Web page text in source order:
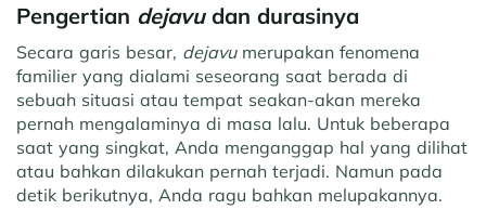
Pengertian dejavu dan durasinya
Secara garis besar, dejavu merupakan fenomena
familier yang dialami seseorang saat berada di
sebuah situasi atau tempat seakan-akan mereka
pernah mengalaminya di masa lalu. Untuk beberapa
saat yang singkat, Anda menganggap hal yang dilihat
atau bahkan dilakukan pernah terjadi. Namun pada
detik berikutnya, Anda ragu bahkan melupakannya.